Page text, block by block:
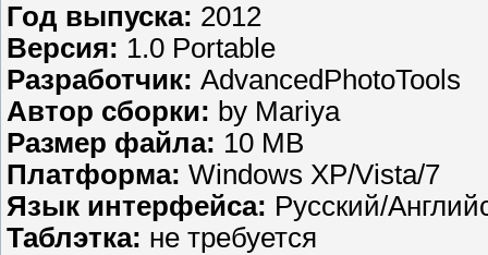
Год выпуска: 2012
Версия: 1.0 Portable
Разработчик: AdvancedPhotoTools
Автор сборки: by Mariya
Размер файла: 10 MB
Платформа: Windows XP/Vista/7
Язык интерфейса: Русский/
Таблэтка: не требуется